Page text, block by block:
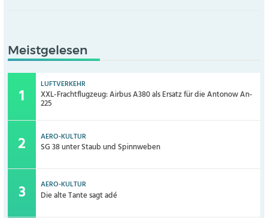
Meistgelesen
LUFTVERKEHR
XXL-Frachtflugzeug: Airbus A380 als Ersatz für die Antonow An-
225
AERO-KULTUR
SG 38 unter Staub und Spinnweben
AERO-KULTUR
Die alte Tante sagt adé